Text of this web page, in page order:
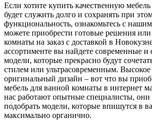
Если хотите купить качественную
будет служить долго и сохранять при
функциональность, ознакомьтесь с
можете приобрести готовые решения
комнаты на заказ с доставкой в
ассортименте вы найдете современные
модели, которые прекрасно будут
стилем или ультрасовременным. Высокое
оригинальный дизайн – вот что вы
мебель для ванной комнаты в интернет
нас работают опытные специалисты,
подобрать модели, которые впишутся в
максимально органично.